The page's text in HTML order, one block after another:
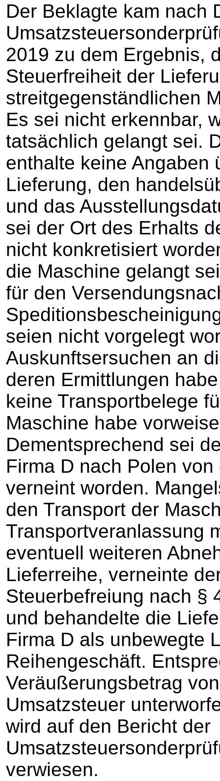
Der Beklagte kam nach
2019 zu dem Ergebnis,
Steuerfreiheit der
streitgegenständlichen
Es sei nicht erkennbar,
tatsächlich gelangt sei.
enthalte keine Angaben
Lieferung, den
und das
sei der Ort des Erhalts
nicht konkretisiert
die Maschine gelangt
für den
seien nicht vorgelegt
Auskunftsersuchen an
deren Ermittlungen
keine Transportbelege
Maschine habe
Dementsprechend sei
Firma D nach Polen
verneint worden.
den Transport der
Transportveranlassung
eventuell weiteren
Lieferreihe, verneinte
Steuerbefreiung nach §
und behandelte die
Firma D als unbewegte
Reihengeschäft.
Veräußerungsbetrag
Umsatzsteuer
wird auf den Bericht der
verwiesen.